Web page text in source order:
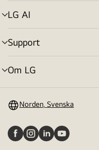
LG AI
menyväxling
Support
menyväxling
Om LG
menyväxling
Norden, Svenska